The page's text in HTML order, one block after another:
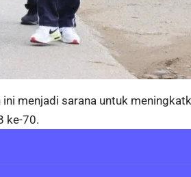
menjadi sarana untuk
ke-70.